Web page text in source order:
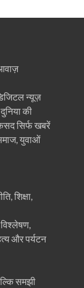
न्यूज़
की
सिर्फ खबरें
युवाओं
शिक्षा,
और पर्यटन
समझी